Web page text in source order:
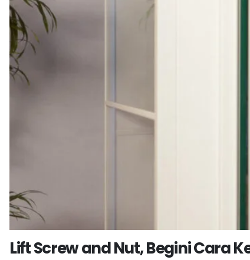
Lift Screw and Nut, Begini Cara